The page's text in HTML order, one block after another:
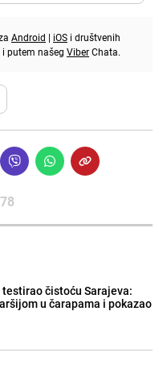
Android | iOS i društvenih
i putem našeg ViberChata.
78
testirao čistoću Sarajeva:
u čarapama i pokazao